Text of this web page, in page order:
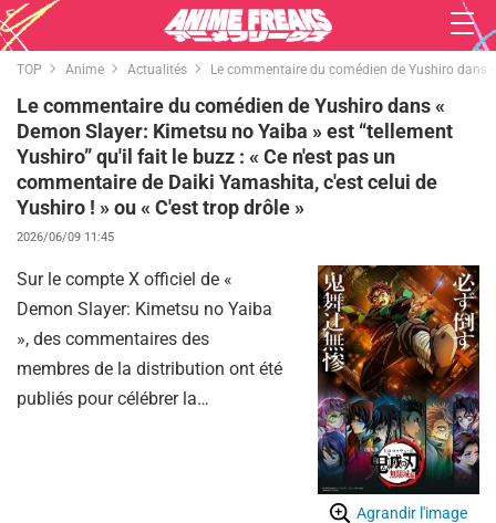
TOP Anime Actualités Le commentaire du comédien de Yushiro dans
Le commentaire du comédien de Yushiro dans «
Demon Slayer: Kimetsu no Yaiba » est “tellement
Yushiro” qu'il fait le buzz : « Ce n'est pas un
commentaire de Daiki Yamashita, c'est celui de
Yushiro ! » ou « C'est trop drôle »
2026/06/09 11:45
Agrandir l'image
Sur le compte X officiel de «
Demon Slayer: Kimetsu no Yaiba
», des commentaires des
membres de la distribution ont été
publiés pour célébrer la